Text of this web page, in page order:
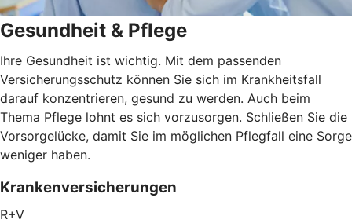
Gesundheit & Pflege
Ihre Gesundheit ist wichtig. Mit dem passenden
Versicherungsschutz können Sie sich im Krankheitsfall
darauf konzentrieren, gesund zu werden. Auch beim
Thema Pflege lohnt es sich vorzusorgen. Schließen Sie die
Vorsorgelücke, damit Sie im möglichen Pflegfall eine Sorge
weniger haben.
Krankenversicherungen
R+V